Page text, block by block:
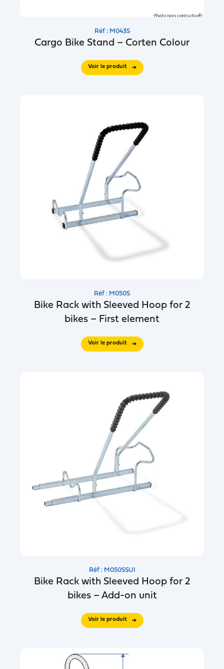
Réf : M043S
Cargo Bike Stand – Corten Colour
Voir le produit
Réf : M050S
Bike Rack with Sleeved Hoop for 2
bikes – First element
Voir le produit
Réf : M050SSUI
Bike Rack with Sleeved Hoop for 2
bikes – Add-on unit
Voir le produit